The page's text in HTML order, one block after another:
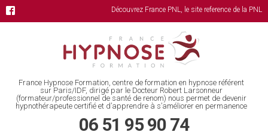
Découvrez France PNL, le site reference de la PNL
France Hypnose Formation, centre de formation en hypnose référent
sur Paris/IDF, dirigé par le Docteur Robert Larsonneur
(formateur/professionnel de santé de renom) nous permet de devenir
hypnothérapeute certifié et d’apprendre à s’améliorer en permanence
06 51 95 90 74